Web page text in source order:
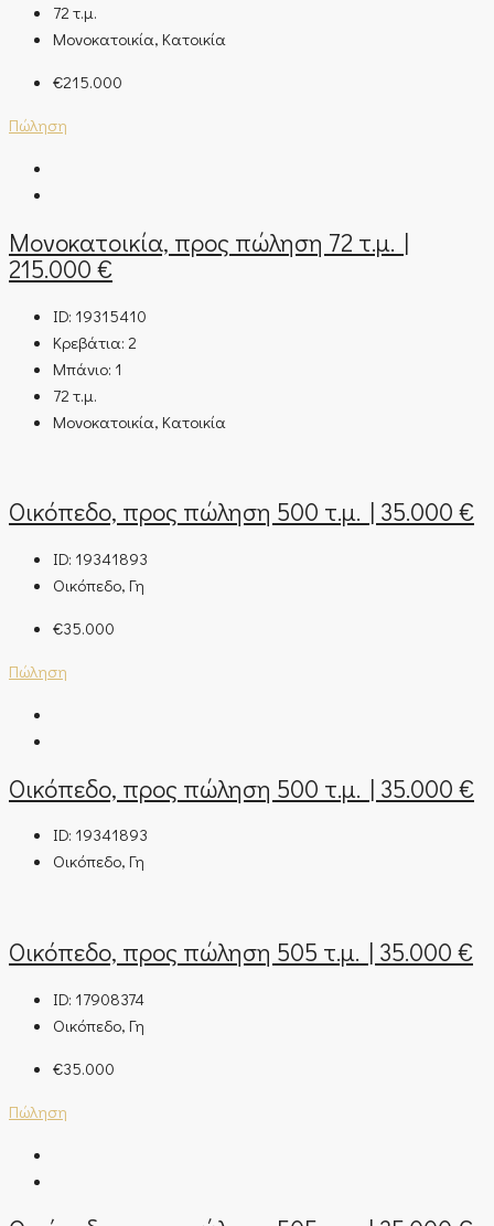
72 τ.μ.
Μονοκατοικία, Κατοικία
€215.000
Πώληση
Μονοκατοικία, προς πώληση 72 τ.μ. |
215.000 €
ID: 19315410
Κρεβάτια: 2
Μπάνιο: 1
72 τ.μ.
Μονοκατοικία, Κατοικία
Οικόπεδο, προς πώληση 500 τ.μ. | 35.000 €
ID: 19341893
Οικόπεδο, Γη
€35.000
Πώληση
Οικόπεδο, προς πώληση 500 τ.μ. | 35.000 €
ID: 19341893
Οικόπεδο, Γη
Οικόπεδο, προς πώληση 505 τ.μ. | 35.000 €
ID: 17908374
Οικόπεδο, Γη
€35.000
Πώληση